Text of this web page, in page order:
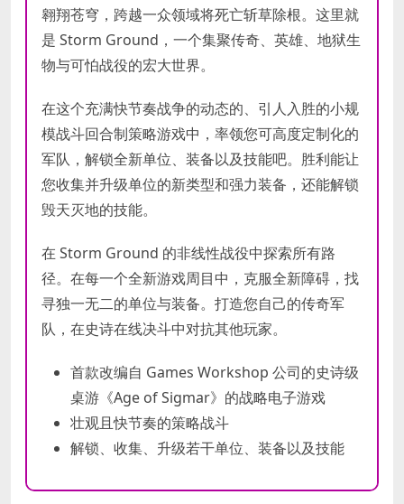
翱翔苍穹，跨越一众领域将死亡斩草除根。这里就
是 Storm Ground，一个集聚传奇、英雄、地狱生
物与可怕战役的宏大世界。
在这个充满快节奏战争的动态的、引人入胜的小规
模战斗回合制策略游戏中，率领您可高度定制化的
军队，解锁全新单位、装备以及技能吧。胜利能让
您收集并升级单位的新类型和强力装备，还能解锁
毁天灭地的技能。
在 Storm Ground 的非线性战役中探索所有路
径。在每一个全新游戏周目中，克服全新障碍，找
寻独一无二的单位与装备。打造您自己的传奇军
队，在史诗在线决斗中对抗其他玩家。
首款改编自 Games Workshop 公司的史诗级
桌游《Age of Sigmar》的战略电子游戏
壮观且快节奏的策略战斗
解锁、收集、升级若干单位、装备以及技能